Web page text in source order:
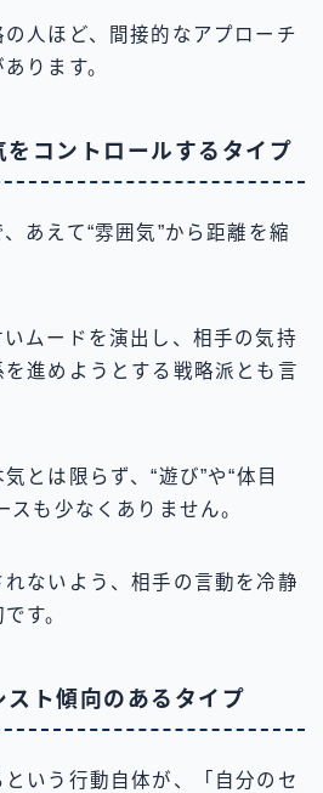
人ほど、間接的なアプローチ
ります。
をコントロールするタイプ
あえて“雰囲気”から距離を縮
ムードを演出し、相手の気持
進めようとする戦略派とも言
とは限らず、“遊び”や“体目
スも少なくありません。
ないよう、相手の言動を冷静
す。
スト傾向のあるタイプ
いう行動自体が、「自分のセ